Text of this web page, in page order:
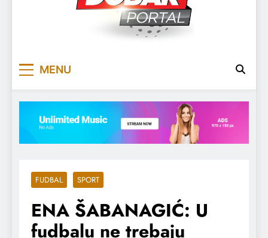
MENU
FUDBAL SPORT
ENA ŠABANAGIĆ: U
fudbalu ne trebaju